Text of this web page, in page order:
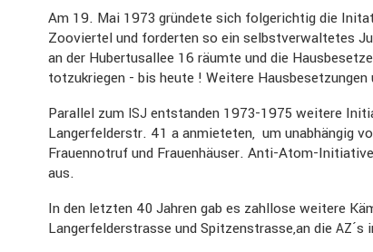
Am 19. Mai 1973 gründete sich folge­richtig die
Zooviertel und forderten so ein selbst­ver­wal­tetes
an der Huber­tus­allee 16 räumte und die
totzu­kriegen - bis heute ! Weitere Hausbe­set­zungen
Parallel zum ISJ entstanden 1973-1975 weitere
Langer­fel­d­erstr. 41 a anmie­teten, um unabhängig
Frauen­notruf und Frauen­häuser. Anti-Atom-
aus.
In den letzten 40 Jahren gab es zahllose weitere
Langer­fel­d­erstrasse und Spitzenstrasse,an die AZ´s